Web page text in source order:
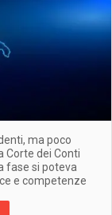
ma poco
Corte dei Conti
fase si poteva
e competenze